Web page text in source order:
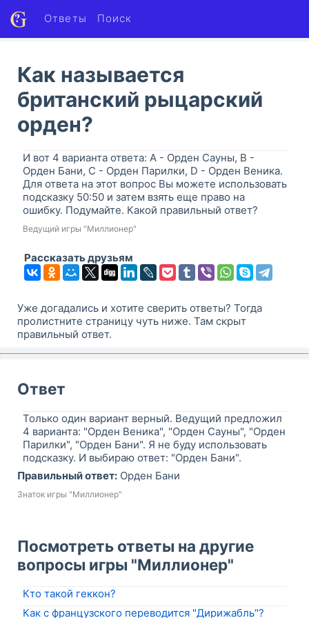
Ответы Поиск
Как называется
британский рыцарский
орден?
И вот 4 варианта ответа: A - Орден Сауны, B -
Орден Бани, C - Орден Парилки, D - Орден Веника.
Для ответа на этот вопрос Вы можете использовать
подсказку 50:50 и затем взять еще право на
ошибку. Подумайте. Какой правильный ответ?
Ведущий игры "Миллионер"
Рассказать друзьям
Уже догадались и хотите сверить ответы? Тогда
пролистните страницу чуть ниже. Там скрыт
правильный ответ.
Ответ
Только один вариант верный. Ведущий предложил
4 варианта: "Орден Веника", "Орден Сауны", "Орден
Парилки", "Орден Бани". Я не буду использовать
подсказку. И выбираю ответ: "Орден Бани".
Правильный ответ: Орден Бани
Знаток игры "Миллионер"
Посмотреть ответы на другие
вопросы игры "Миллионер"
Кто такой геккон?
Как с французского переводится "Дирижабль"?